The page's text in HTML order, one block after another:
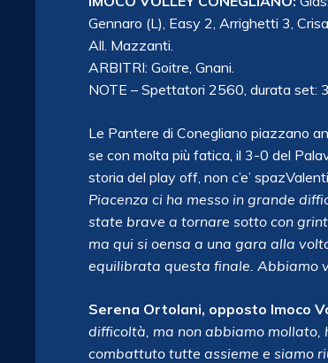
Gennaro (L), Easy 2, Arrighetti 3,
All. Mazzanti.
ARBITRI: Goitre, Gnani.
NOTE – Spettatori 2560, durata set:
Le Pantere di Conegliano piazzano
se con molta più fatica, il 3-0 del
storia del play off, non c’e’ spaz
Piacenza ci ha messo in grande
state brave a tornare sotto con
ma qui si oensa a una gara alla
equilibrata questa finale. Abbiamo
Serena Ortolani, opposto Imoco
difficoltà, ma non abbiamo
combattuto tutte assieme e siamo